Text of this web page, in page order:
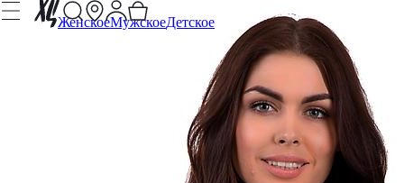
ЖенскоеМужскоеДетское